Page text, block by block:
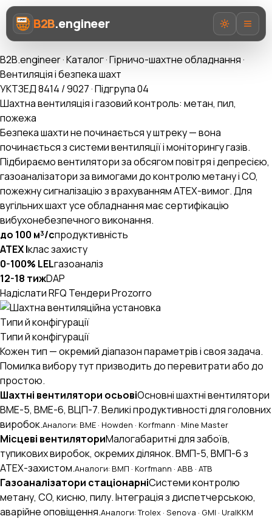
B2B.engineer
Про нас
Послуги
Prozorro AI
Категорії
AI-Експерт ВЕД
UA EN RU
B2B.engineer·Каталог·Гірничо-шахтне обладнання·
Вентиляція і безпека шахт
УКТЗЕД 8414 / 9027 · Підгрупа 04
Шахтна вентиляція і газовий контроль: метан, пил,
пожежа
Безпека шахти не починається у штреку — вона
починається з системи вентиляції і моніторингу газів.
Підбираємо вентилятори за обсягом повітря і депресією,
газоаналізатори за вимогами до контролю метану і CO,
пожежну сигналізацію з врахуванням ATEX-вимог. Для
вугільних шахт усе обладнання має сертифікацію
вибухонебезпечного виконання.
до 100 м³/спродуктивність
ATEX Iклас захисту
0-100% LELгазоаналіз
12-18 тижDAP
Надіслати RFQ Тендери Prozorro
Типи й конфігурації
Типи й конфігурації
Кожен тип — окремий діапазон параметрів і своя задача.
Помилка вибору тут призводить до перевитрати або до
простою.
Шахтні вентилятори осьовіОсновні шахтні вентилятори
ВМЕ-5, ВМЕ-6, ВЦП-7. Великі продуктивності для головних
виробок.Аналоги: ВМЕ · Howden · Korfmann · Mine Master
Місцеві вентиляториМалогабаритні для забоїв,
тупикових виробок, окремих ділянок. ВМП-5, ВМП-6 з
ATEX-захистом.Аналоги: ВМП · Korfmann · ABB · ATB
Газоаналізатори стаціонарніСистеми контролю
метану, CO, кисню, пилу. Інтеграція з диспетчерською,
аварійне оповіщення.Аналоги: Trolex · Senova · GMI · UralKKM